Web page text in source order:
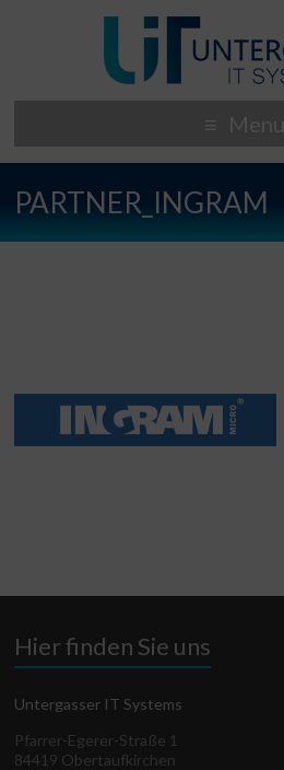
Menu
PARTNER_INGRAM
Hier finden Sie uns
Untergasser IT Systems
Pfarrer-Egerer-Straße 1
84419 Obertaufkirchen